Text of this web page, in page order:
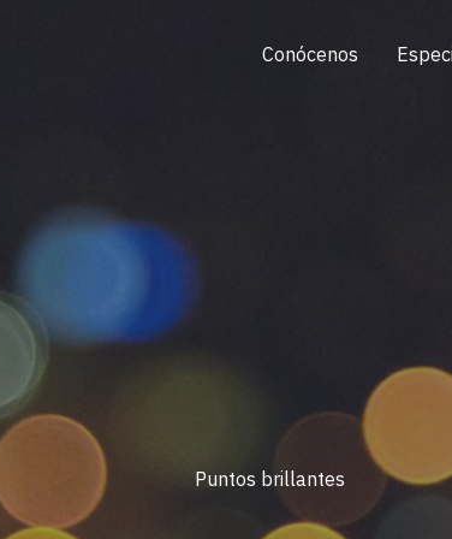
Conócenos
Puntos brillantes